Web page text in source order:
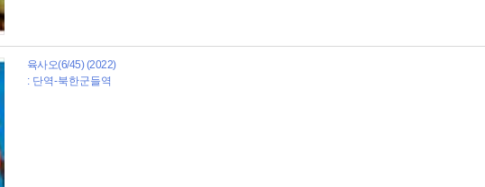
육사오(6/45) (2022)
: 단역-북한군들역